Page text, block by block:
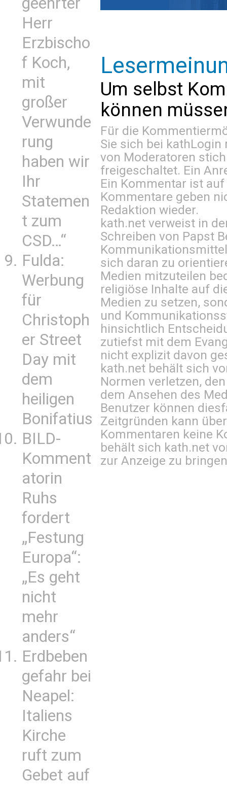
Herr
Erzbischo
f Koch,
mit
großer
Verwunde
rung
haben wir
Ihr
Statemen
t zum
CSD…“
Fulda:
Werbung
für
Christoph
er Street
Day mit
dem
heiligen
Bonifatius
BILD-
Komment
atorin
Ruhs
fordert
„Festung
Europa“:
„Es geht
nicht
mehr
anders“
Erdbeben
gefahr bei
Neapel:
Italiens
Kirche
ruft zum
Gebet auf
Um selbst
können
Für die
Sie sich bei kathLogin
von Moderatoren
freigeschaltet. Ein
Ein Kommentar ist
Kommentare geben
Redaktion wieder.
kath.net verweist in
Schreiben von Papst
sich daran zu
Medien mitzuteilen
religiöse Inhalte auf
Medien zu setzen,
und
hinsichtlich
zutiefst mit dem
nicht explizit davon
kath.net behält sich
Normen verletzen,
dem Ansehen des
Benutzer können
Zeitgründen kann
Kommentaren keine
behält sich kath.net
zur Anzeige zu